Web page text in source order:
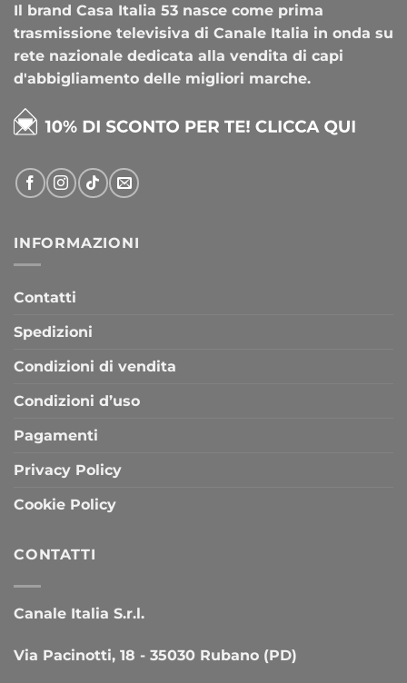
Il brand Casa Italia 53 nasce come prima
trasmissione televisiva di Canale Italia in onda su
rete nazionale dedicata alla vendita di capi
d'abbigliamento delle migliori marche.
INFORMAZIONI
Contatti
Spedizioni
Condizioni di vendita
Condizioni d’uso
Pagamenti
Privacy Policy
Cookie Policy
CONTATTI
Canale Italia S.r.l.
Via Pacinotti, 18 - 35030 Rubano (PD)